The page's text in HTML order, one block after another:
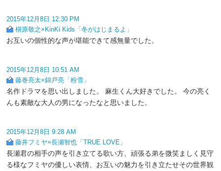
2015年12月8日 12:30 PM
槇原敬之×KinKi Kids「冬がはじまるよ」
お互いの個性的な声が堪能できて感無量でした。
2015年12月8日 10:51 AM
藤巻亮太×錦戸亮「粉雪」
名作ドラマを思い出しました。 麻生くん大好きでした。 今の亮く
んも素敵な大人の男になったなと思いました。
2015年12月8日 9:28 AM
藤井フミヤ×長瀬智也「TRUE LOVE」
長瀬君の相手の声を引き立てる歌い方、頑張る弟を微笑ましく見守
る様なフミヤの優しい表情、お互いの魅力を引き立たせその世界観